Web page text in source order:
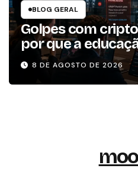
BLOG GERAL
Golpes com
por que a
tornou um dos
resiliência
8 DE AGOSTO DE 2026